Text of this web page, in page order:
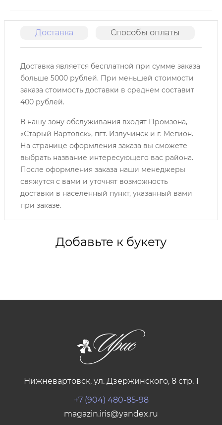
Доставка Способы оплаты
Доставка является бесплатной при сумме заказа
больше 5000 рублей. При меньшей стоимости
заказа стоимость доставки в среднем составит
400 рублей.
В нашу зону обслуживания входят Промзона,
«Старый Вартовск», пгт. Излучинск и г. Мегион.
На странице оформления заказа вы сможете
выбрать название интересующего вас района.
После оформления заказа наши менеджеры
свяжутся с вами и уточнят возможность
доставки в населенный пункт, указанный вами
при заказе.
Добавьте к букету
Нижневартовск, ул. Дзержинского, 8 стр. 1
+7 (904) 480-85-98
magazin.iris@yandex.ru